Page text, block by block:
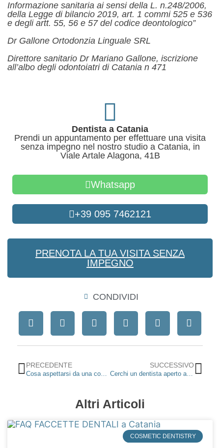
Informazione sanitaria ai sensi della L. n.248/2006,
della Legge di bilancio 2019, art. 1 commi 525 e 536
e degli artt. 55, 56 e 57 del codice deontologico”
Dr Gallone Ortodonzia Linguale SRL
Direttore sanitario Dr Mariano Gallone, iscrizione
all’albo degli odontoiatri di Catania n 471
Dentista a Catania
Prendi un appuntamento per effettuare una visita
senza impegno nel nostro studio a Catania, in
Viale Artale Alagona, 41B
Whatsapp
+39 095 7462121
PRENOTA LA TUA VISITA SENZA
IMPEGNO
CONDIVIDI
Precedente
PRECEDENTE SUCCESSIVO
Altri Articoli
COSMETIC DENTISTRY